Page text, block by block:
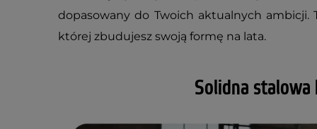
dopasowany do Twoich aktualnych ambicji.
której zbudujesz swoją formę na lata.
Solidna